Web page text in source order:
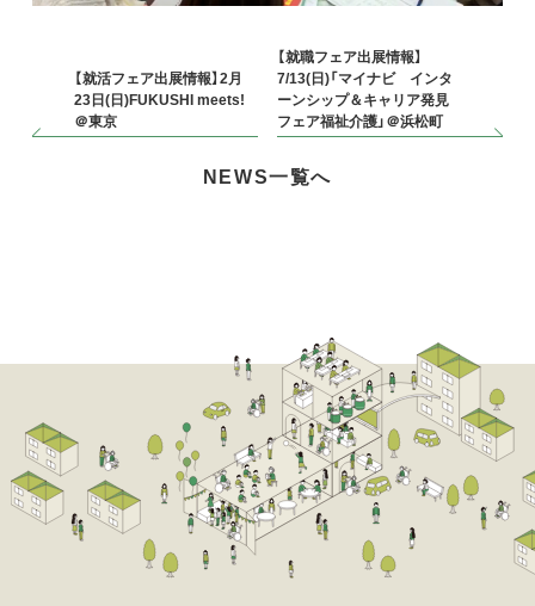
【就活フェア出展情報】2月
23日(日)FUKUSHI meets!
＠東京
【就職フェア出展情報】
7/13(日)「マイナビ インタ
ーンシップ＆キャリア発見
フェア福祉介護」＠浜松町
NEWS一覧へ